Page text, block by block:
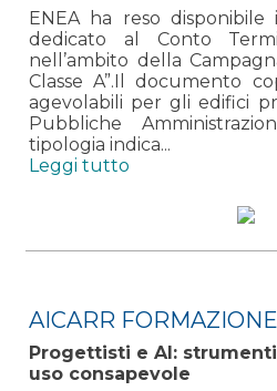
ENEA ha reso
dedicato al Conto
nell’ambito della
Classe A”.Il documento
agevolabili per gli edifici
Pubbliche
tipologia indica...
Leggi tutto
AICARR FORMAZIONE
Progettisti e AI:
uso consapevole